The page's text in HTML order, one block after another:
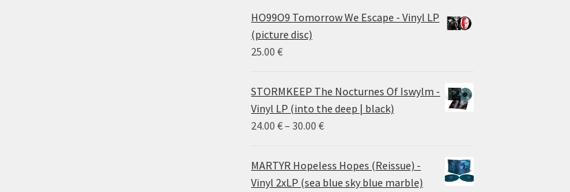
HO99O9 Tomorrow We Escape - Vinyl LP
(picture disc)
25.00€
STORMKEEP The Nocturnes Of Iswylm -
Vinyl LP (into the deep | black)
24.00€– 30.00€Price
24.00 €
through
MARTYR Hopeless Hopes (Reissue) -
Vinyl 2xLP (sea blue sky blue marble)